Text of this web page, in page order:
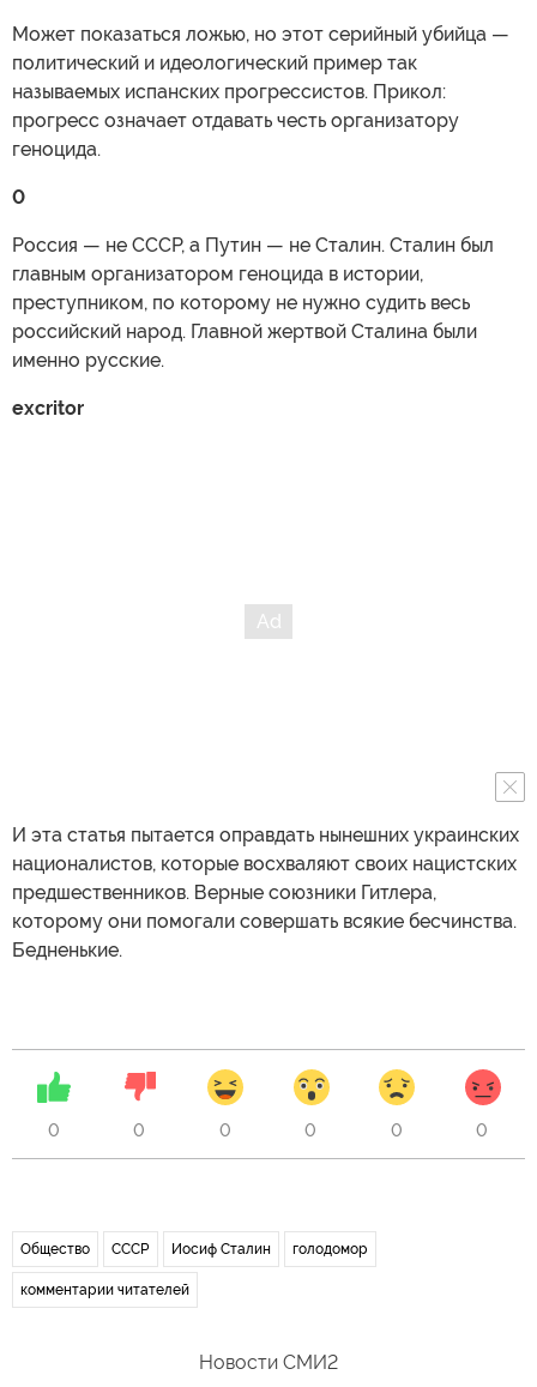
Может показаться ложью, но этот серийный убийца —
политический и идеологический пример так
называемых испанских прогрессистов. Прикол:
прогресс означает отдавать честь организатору
геноцида.
0
Россия — не СССР, а Путин — не Сталин. Сталин был
главным организатором геноцида в истории,
преступником, по которому не нужно судить весь
российский народ. Главной жертвой Сталина были
именно русские.
excritor
И эта статья пытается оправдать нынешних украинских
националистов, которые восхваляют своих нацистских
предшественников. Верные союзники Гитлера,
которому они помогали совершать всякие бесчинства.
Бедненькие.
0 0 0 0 0 0
Общество СССР Иосиф Сталин голодомор
комментарии читателей
Новости СМИ2